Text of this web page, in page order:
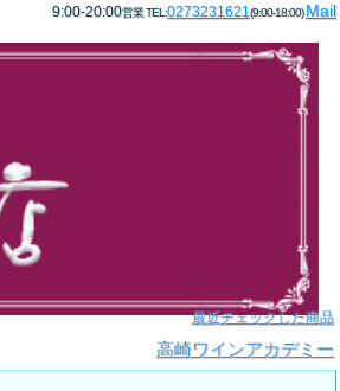
9:00-20:00営業 TEL:0273231621(9:00-18:00)Mail
最近チェックした商品
高崎ワインアカデミー